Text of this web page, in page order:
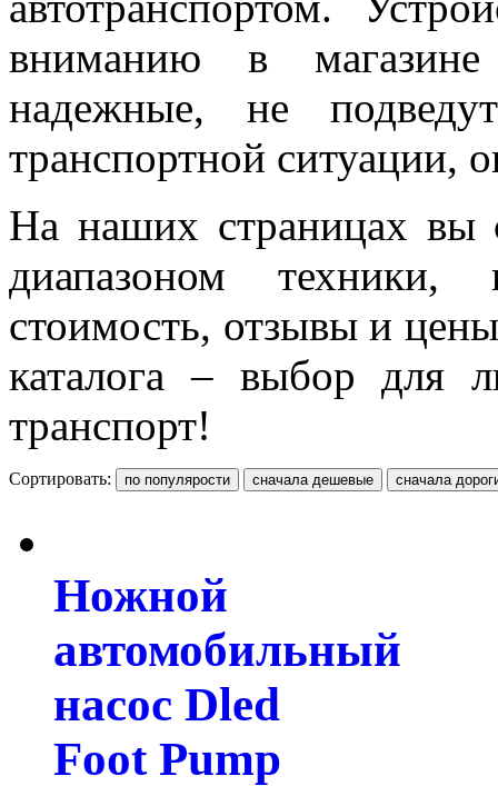
вниманию в
надежные, не
транспортной ситуации,
На наших страницах вы
диапазоном техники,
стоимость, отзывы и
каталога – выбор для
транспорт!
Сортировать:
Ножной
автомобильный
насос Dled
Foot Pump